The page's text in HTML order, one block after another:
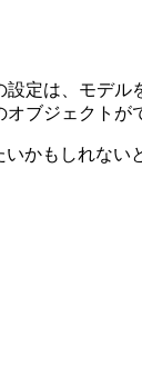
定は、モデ
ブジェクトが
かもしれな